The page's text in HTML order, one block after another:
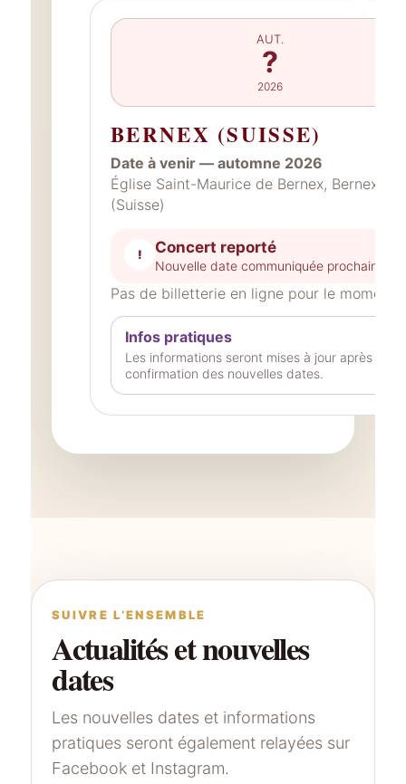
AUT.
?
2026
BERNEX (SUISSE)
Date à venir — automne 2026
Église Saint-Maurice de Bernex, Bernex
(Suisse)
! Concert reporté
Nouvelle date communiquée
Pas de billetterie en ligne pour le moment
Infos pratiques
Les informations seront mises à jour après
confirmation des nouvelles dates.
SUIVRE L’ENSEMBLE
Actualités et nouvelles
dates
Les nouvelles dates et informations
pratiques seront également relayées sur
Facebook et Instagram.